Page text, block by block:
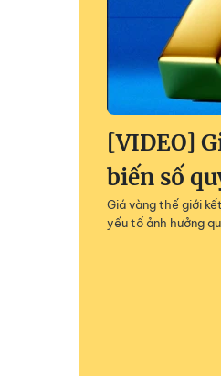
[VIDEO]
biến số
Giá vàng thế giới
yếu tố ảnh hưởng